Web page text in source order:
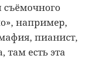
съёмочного
например,
пианист,
там есть эта